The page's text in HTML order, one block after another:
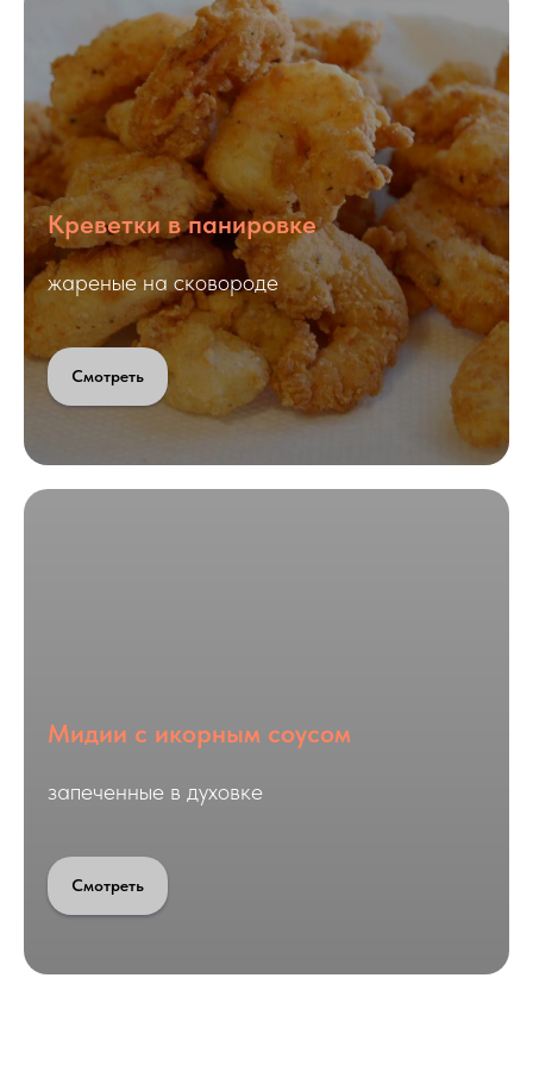
Креветки в панировке
жареные на сковороде
Смотреть
Мидии с икорным соусом
запеченные в духовке
Смотреть